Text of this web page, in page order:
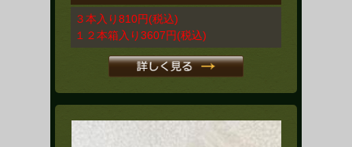
３本入り810円(税込)
１２本箱入り3607円(税込)